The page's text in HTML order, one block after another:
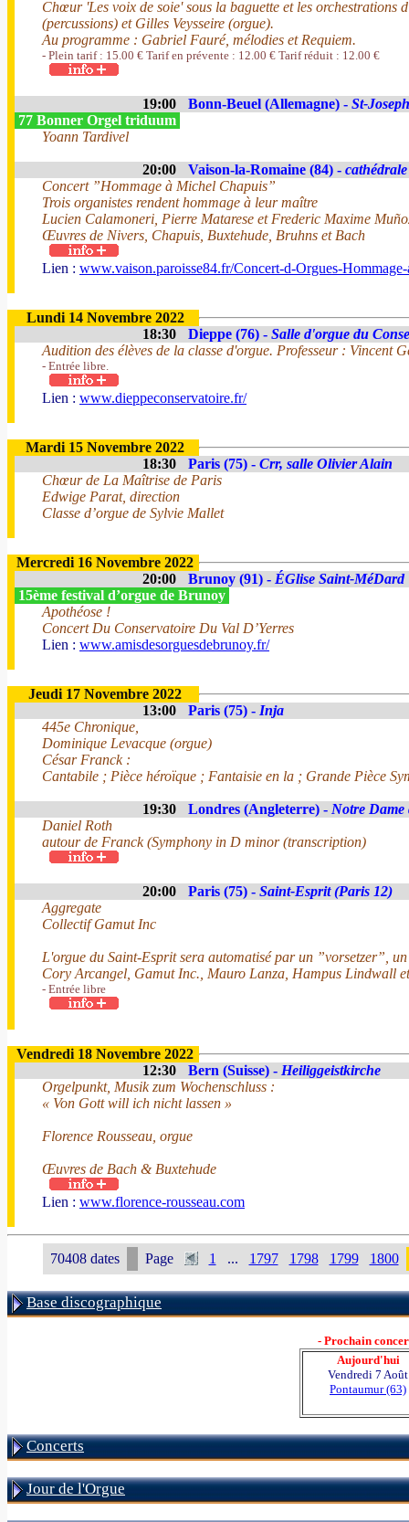
Chœur 'Les voix de soie' sous la baguette et les
(percussions) et Gilles Veysseire (orgue).
Au programme : Gabriel Fauré, mélodies et Requiem.
- Plein tarif : 15.00 € Tarif en prévente : 12.00 € Tarif réduit : 12.00 €
19:00 Bonn-Beuel (Allemagne) - St-Joseph
77 Bonner Orgel triduum
Yoann Tardivel
20:00 Vaison-la-Romaine (84) - cathédrale
Concert ”Hommage à Michel Chapuis”
Trois organistes rendent hommage à leur maître
Lucien Calamoneri, Pierre Matarese et Frederic Maxime
Œuvres de Nivers, Chapuis, Buxtehude, Bruhns et Bach
Lien : www.vaison.paroisse84.fr/Concert-d-Orgues-
Lundi 14 Novembre 2022
18:30
Dieppe (76) - Salle d'orgue du
Audition des élèves de la classe d'orgue. Professeur : Vincent
- Entrée libre.
Lien : www.dieppeconservatoire.fr/
Mardi 15 Novembre 2022
18:30
Paris (75) - Crr, salle Olivier Alain
Chœur de La Maîtrise de Paris
Edwige Parat, direction
Classe d’orgue de Sylvie Mallet
Mercredi 16 Novembre 2022
20:00
Brunoy (91) - ÉGlise Saint-MéDard
15ème festival d’orgue de Brunoy
Apothéose !
Concert Du Conservatoire Du Val D’Yerres
Lien : www.amisdesorguesdebrunoy.fr/
Jeudi 17 Novembre 2022
13:00
Paris (75) - Inja
445e Chronique,
Dominique Levacque (orgue)
César Franck :
Cantabile ; Pièce héroïque ; Fantaisie en la ; Grande Pièce
19:30 Londres (Angleterre) - Notre Dame
Daniel Roth
autour de Franck (Symphony in D minor (transcription)
20:00 Paris (75) - Saint-Esprit (Paris 12)
Aggregate
Collectif Gamut Inc
L'orgue du Saint-Esprit sera automatisé par un ”vorsetzer”,
Cory Arcangel, Gamut Inc., Mauro Lanza, Hampus Lindwall
- Entrée libre
Vendredi 18 Novembre 2022
12:30
Bern (Suisse) - Heiliggeistkirche
Orgelpunkt, Musik zum Wochenschluss :
« Von Gott will ich nicht lassen »
Florence Rousseau, orgue
Œuvres de Bach & Buxtehude
Lien : www.florence-rousseau.com
70408 dates Page 1 ... 1797 1798 1799 1800
Base discographique
- Prochain
Aujourd'hui
Vendredi 7 Août
Pontaumur (63)
Concerts
Jour de l'Orgue